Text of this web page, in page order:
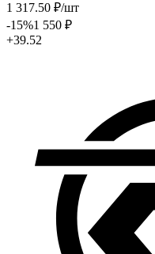
1 317.50 ₽/шт
-15%1 550 ₽
+39.52